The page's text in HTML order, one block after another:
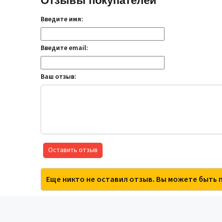
Введите имя:
Введите email:
Ваш отзыв:
Оставить отзыв
Еще никто не оставил отзыв. Вы можете быть